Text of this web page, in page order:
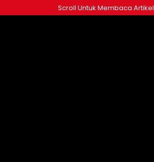
to
Scroll Untuk Membaca Artikel